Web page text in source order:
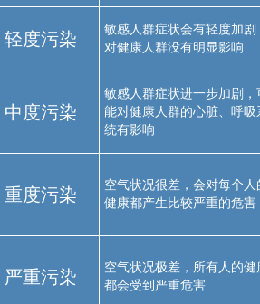
轻度污染
敏感人群症状会有轻度加剧
对健康人群没有明显影响
中度污染
敏感人群症状进一步加剧，
能对健康人群的心脏、呼吸
统有影响
重度污染
空气状况很差，会对每个人
健康都产生比较严重的危害
严重污染
空气状况极差，所有人的健
都会受到严重危害